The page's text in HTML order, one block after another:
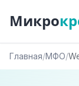
Микро
Главная/МФО/